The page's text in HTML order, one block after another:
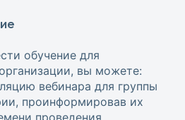
обучение для
вы можете:
вебинара для группы
проинформировав их